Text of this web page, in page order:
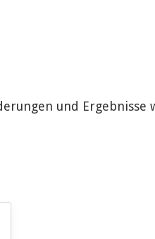
und Ergebnisse